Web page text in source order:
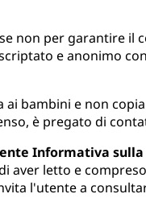
non per garantire
e anonimo
ai bambini e non
è pregato di
Informativa
aver letto e
l'utente a